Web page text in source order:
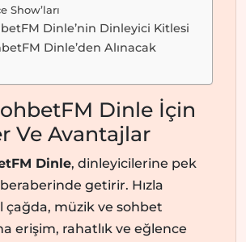
Show’ları
Dinle’nin Dinleyici Kitlesi
Dinle’den Alınacak
Dinle İçin
Ve Avantajlar
Dinle, dinleyicilerine pek
getirir. Hızla
çağda, müzik ve sohbet
erişim, rahatlık ve eğlence